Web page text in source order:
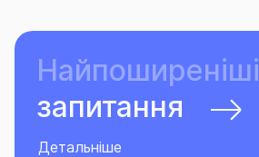
Найпоширеніші
запитання
Детальніше